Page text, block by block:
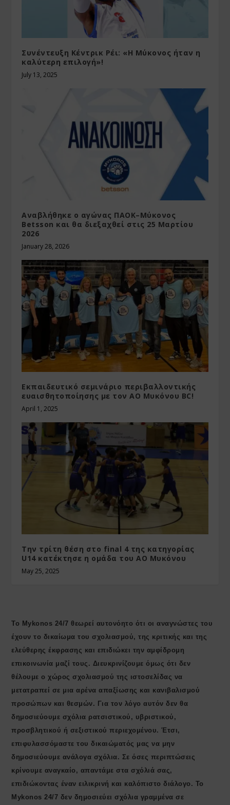
Συνέντευξη Κέντρικ Ρέι: «Η Μύκονος ήταν η
καλύτερη επιλογή»!
July 13, 2025
Αναβλήθηκε ο αγώνας ΠΑΟΚ–Μύκονος
Betsson και θα διεξαχθεί στις 25 Μαρτίου
2026
January 28, 2026
Εκπαιδευτικό σεμινάριο περιβαλλοντικής
ευαισθητοποίησης με τον ΑΟ Μυκόνου BC!
April 1, 2025
Την τρίτη θέση στο final 4 της κατηγορίας
U14 κατέκτησε η ομάδα του ΑΟ Μυκόνου
May 25, 2025
Το Mykonos 24/7 θεωρεί αυτονόητο ότι οι αναγνώστες του
έχουν το δικαίωμα του σχολιασμού, της κριτικής και της
ελεύθερης έκφρασης και επιδιώκει την αμφίδρομη
επικοινωνία μαζί τους. Διευκρινίζουμε όμως ότι δεν
θέλουμε ο χώρος σχολιασμού της ιστοσελίδας να
μετατραπεί σε μια αρένα απαξίωσης και κανιβαλισμού
προσώπων και θεσμών. Για τον λόγο αυτόν δεν θα
δημοσιεύουμε σχόλια ρατσιστικού, υβριστικού,
προσβλητικού ή σεξιστικού περιεχομένου. Έτσι,
επιφυλασσόμαστε του δικαιώματός μας να μην
δημοσιεύουμε ανάλογα σχόλια. Σε όσες περιπτώσεις
κρίνουμε αναγκαίο, απαντάμε στα σχόλιά σας,
επιδιώκοντας έναν ειλικρινή και καλόπιστο διάλογο. Το
Μykonos 24/7 δεν δημοσιεύει σχόλια γραμμένα σε